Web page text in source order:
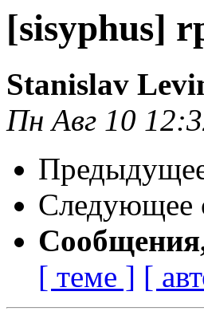
[sisyphus]
Stanislav
Пн Авг 10
Следующее
[ теме ] [